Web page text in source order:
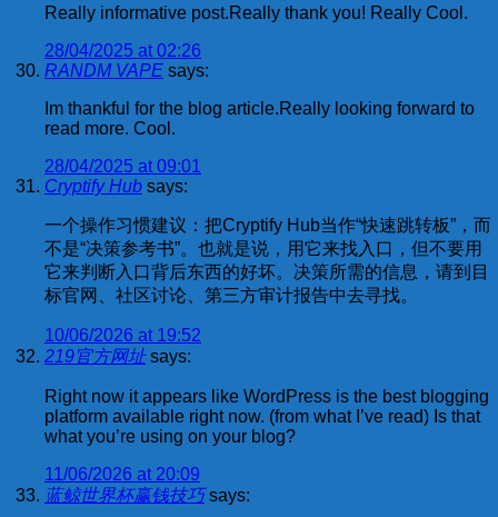
Really informative post.Really thank you! Really Cool.
28/04/2025 at 02:26
RANDM VAPE says:
Im thankful for the blog article.Really looking forward to
read more. Cool.
28/04/2025 at 09:01
Cryptify Hub says:
一个操作习惯建议：把Cryptify Hub当作“快速跳转板”，而
不是“决策参考书”。也就是说，用它来找入口，但不要用
它来判断入口背后东西的好坏。决策所需的信息，请到目
标官网、社区讨论、第三方审计报告中去寻找。
10/06/2026 at 19:52
219官方网址 says:
Right now it appears like WordPress is the best blogging
platform available right now. (from what I’ve read) Is that
what you’re using on your blog?
11/06/2026 at 20:09
蓝鲸世界杯赢钱技巧 says: